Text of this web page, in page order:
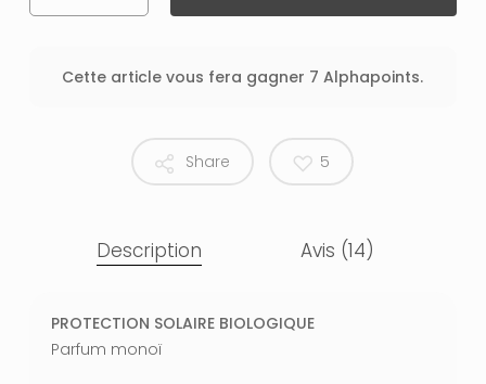
Cette article vous fera gagner 7 Alphapoints.
Share 5
Description Avis (14)
PROTECTION SOLAIRE BIOLOGIQUE
Parfum monoï